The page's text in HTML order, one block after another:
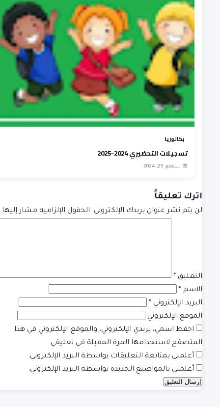
بكالوريا
تسجيلات التحضيري 2024-2025
📅 سبتمبر 25, 2024
اترك تعليقاً
لن يتم نشر عنوان بريدك الإلكتروني. الحقول الإلزامية مشار إليها
التعليق *
الاسم *
البريد الإلكتروني *
الموقع الإلكتروني
احفظ اسمي، بريدي الإلكتروني، والموقع الإلكتروني في هذا
المتصفح لاستخدامها المرة المقبلة في تعليقي.
أعلمني بمتابعة التعليقات بواسطة البريد الإلكتروني.
أعلمني بالمواضيع الجديدة بواسطة البريد الإلكتروني.